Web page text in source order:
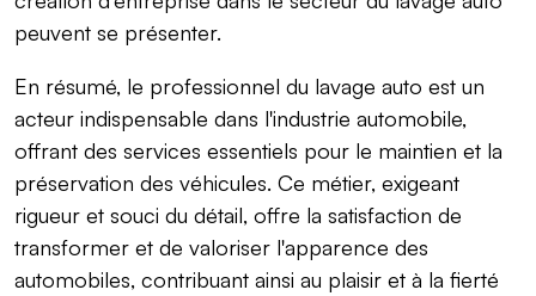
peuvent se présenter.
En résumé, le professionnel du lavage auto est un
acteur indispensable dans l'industrie automobile,
offrant des services essentiels pour le maintien et la
préservation des véhicules. Ce métier, exigeant
rigueur et souci du détail, offre la satisfaction de
transformer et de valoriser l'apparence des
automobiles, contribuant ainsi au plaisir et à la fierté